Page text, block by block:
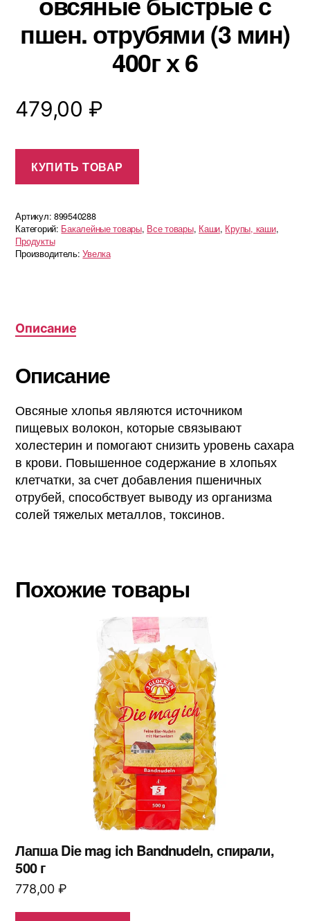
пшен. отрубями (3 мин)
400г х 6
479,00 ₽
КУПИТЬ ТОВАР
Артикул: 899540288
Категорий: Бакалейные товары, Все товары, Каши, Крупы, каши,
Продукты
Производитель:Увелка
Описание
Описание
Овсяные хлопья являются источником
пищевых волокон, которые связывают
холестерин и помогают снизить уровень сахара
в крови. Повышенное содержание в хлопьях
клетчатки, за счет добавления пшеничных
отрубей, способствует выводу из организма
солей тяжелых металлов, токсинов.
Похожие товары
Лапша Die mag ich Bandnudeln, спирали,
500 г
778,00 ₽